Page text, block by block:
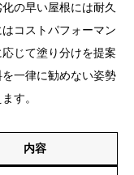
の早い屋根には耐久
コストパフォーマン
じて塗り分けを提案
一律に勧めない姿勢
す。
内容